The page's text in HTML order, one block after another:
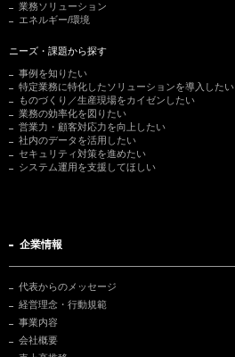
業務ソリューション
エネルギー/環境
ニーズ・課題から探す
事例を知りたい
特定業務に特化したソリューションを導入したい
ものづくり／生産現場をカイゼンしたい
業務の効率化を図りたい
営業力・顧客対応力を向上したい
社内のデータを活用したい
セキュリティ対策を進めたい
システム運用を支援してほしい
企業情報
代表からのメッセージ
経営理念・行動規範
事業内容
会社概要